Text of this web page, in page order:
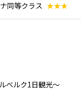
同等クラス ★★★
ベルク1日観光～